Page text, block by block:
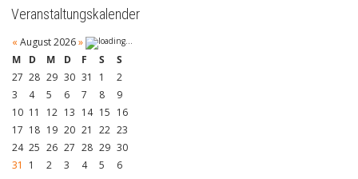
Veranstaltungskalender
« August 2026»
M
D M D F S
S
27 28 29 30 31 1
2
3
4 5 6 7 8
9
10 11 12 13 14 15 16
17 18 19 20 21 22 23
24 25 26 27 28 29 30
31
1 2 3 4 5 6